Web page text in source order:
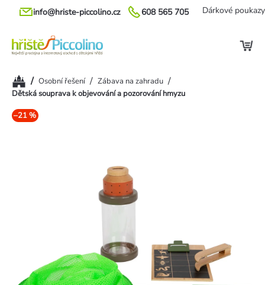
Přejít
608 565 705
info@hriste-piccolino.cz Dárkové poukazy
Domů/ Osobní řešení / Zábava na zahradu /
Dětská souprava k objevování a pozorování hmyzu
–21 %